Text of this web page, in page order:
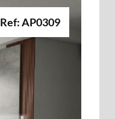
Ref: AP0309